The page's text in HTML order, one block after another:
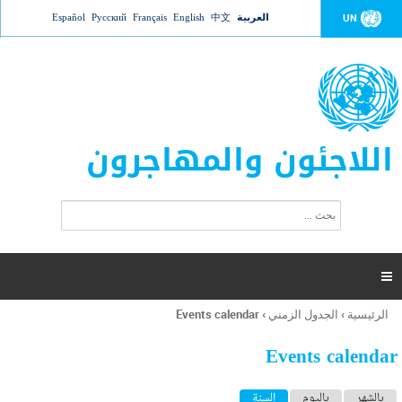
Jump to navigation UN العربية 中文
English
Français
Русский
Español
اللاجئون والمهاجرون
ت
ر
ل
ح
ب

أنت
هنا
الرئيسية › الجدول الزمني ›
Events calendar
Events calendar